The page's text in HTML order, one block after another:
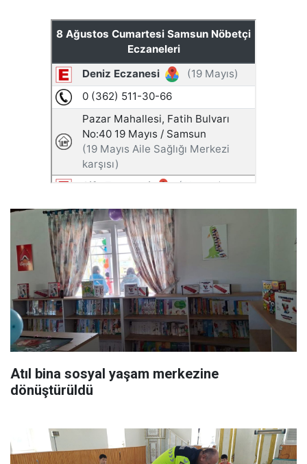
Atıl bina sosyal yaşam merkezine
dönüştürüldü